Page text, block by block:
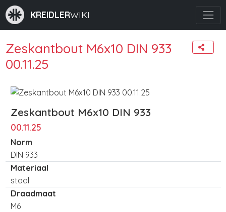
KREIDLERWIKI
Zeskantbout M6x10 DIN 933
00.11.25
Zeskantbout M6x10 DIN 933
00.11.25
Norm
DIN 933
Materiaal
staal
Draadmaat
M6